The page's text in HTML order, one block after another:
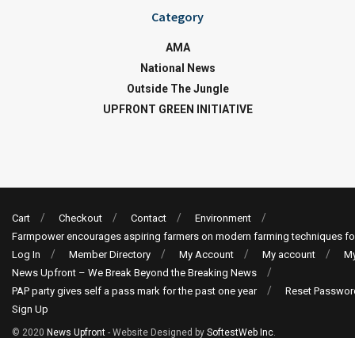
Category
AMA
National News
Outside The Jungle
UPFRONT GREEN INITIATIVE
Cart Checkout Contact
Environment
Farmpower encourages aspiring farmers on modern farming techniques
Log In
Member Directory My Account My account
News Upfront – We Break Beyond the Breaking News
PAP party gives self a pass mark for the past one year
Reset
Sign Up
© 2020 News Upfront - Website Designed by SoftestWeb Inc.